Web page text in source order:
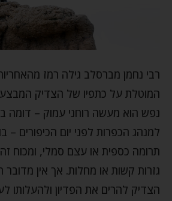
רבי נחמן מברסלב גילה רמז
המוטלת על כתפיו של הצדיק המבצע
נפש הוא מעשה רוחני עמוק – דומה
למנהג הכפרות לפני יום הכיפורים –
תרומה כספית או עצם סמלי, ומכוח
גזרות קשות או מחלות. אך אין
הצדיק להרים את הפדיון ולהעלותו